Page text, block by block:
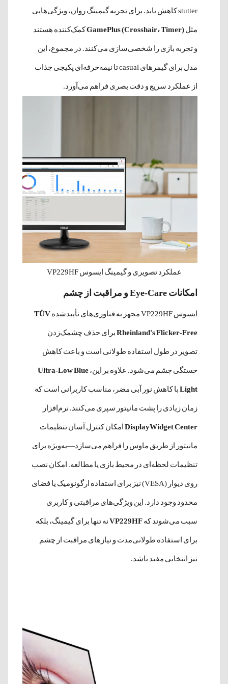
stutter کاهش یابد. برای تجربه گیمینگ روان، ویژگی‌هایی
مثلGamePlus (Crosshair، Timer)کمک‌کننده هستند
و تجربه بازی را شخصی‌سازی می‌کنند. در مجموع، این
مدل برای گیمرهای casual تا نیمه‌حرفه‌ای پکیجی جذاب
از عملکرد سریع و دقت بصری فراهم می‌آورد.
عملکرد تصویری و گیمینگ ایسوس VP229HF
امکانات Eye-Care و مراقبت از چشم
ایسوس VP229HF مجهز به فناوری‌های تأییدشده TÜV
Rheinland's Flicker-Freeبرای حذف چشمک‌زدن
تصویر در طول استفاده طولانی است و باعث کاهش
خستگی چشم می‌شود. علاوه بر این،Ultra-Low Blue
Lightبا کاهش نور آبی مضر، مناسب کاربرانی است که
زمان زیادی را پشت مانیتور سپری می‌کنند. نرم‌افزار
DisplayWidget Center امکان کنترل آسان تنظیمات
مانیتور از طریق ماوس را فراهم می‌سازد—به‌ویژه برای
تنظیمات لحظه‌ای در محیط بازی یا مطالعه. امکان نصب
روی دیوار (VESA) نیز برای استفاده ارگونومیک یا فضای
محدود وجود دارد. این ویژگی‌های مراقبتی و کاربری
سبب می‌شوند کهVP229HFنه تنها برای گیمینگ، بلکه
برای استفاده طولانی‌مدت و نیازهای مراقبت از چشم
نیز انتخابی مفید باشد.